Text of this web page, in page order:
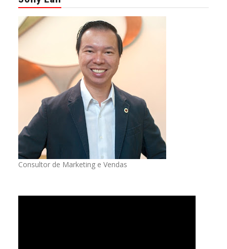
Consultor de Marketing e Vendas